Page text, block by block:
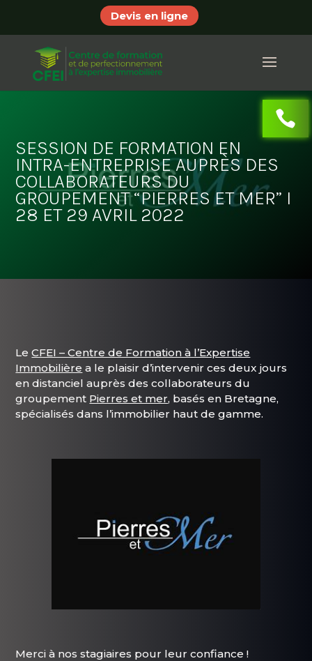
Devis en ligne
SESSION DE FORMATION EN
INTRA-ENTREPRISE AUPRÈS DES
COLLABORATEURS DU
GROUPEMENT “PIERRES ET MER” I
28 ET 29 AVRIL 2022
LeCFEI – Centre de Formation à l’Expertise
Immobilière a le plaisir d’intervenir ces deux jours
en distanciel auprès des collaborateurs du
groupement Pierres et mer, basés en Bretagne,
spécialisés dans l’immobilier haut de gamme.
Merci à nos stagiaires pour leur confiance !